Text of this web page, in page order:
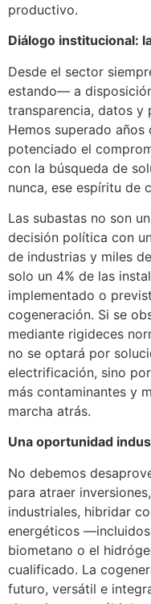
productivo.
Diálogo institucional:
Desde el sector
estando— a
transparencia, datos y
Hemos superado
potenciado el
con la búsqueda de
nunca, ese espíritu de
Las subastas no son
decisión política con
de industrias y miles
solo un 4% de las
implementado o
cogeneración. Si se
mediante rigideces
no se optará por
electrificación, sino
más contaminantes y
marcha atrás.
Una oportunidad
No debemos
para atraer
industriales, hibridar
energéticos
biometano o el
cualificado. La
futuro, versátil e